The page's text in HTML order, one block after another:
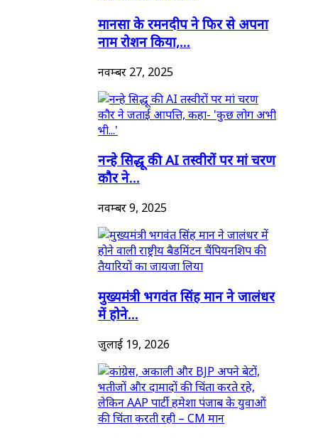
मानसा के रमनदीप ने फिर से अपना
नाम रोशन किया,...
नवम्बर 27, 2025
नन्हे सिद्धू की AI तस्वीरों पर मां चरण
कौर ने...
नवम्बर 9, 2025
मुख्यमंत्री भगवंत सिंह मान ने जालंधर
में होने...
जुलाई 19, 2026